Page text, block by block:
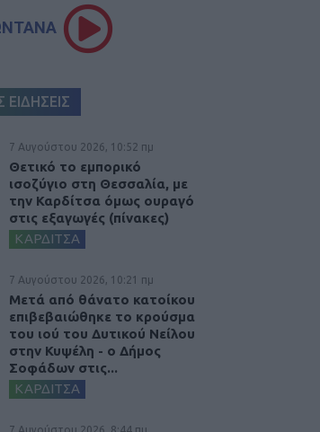
7 Αυγούστου 2026, 10:52 πμ
Θετικό το εμπορικό
ισοζύγιο στη Θεσσαλία, με
την Καρδίτσα όμως ουραγό
στις εξαγωγές (πίνακες)
ΚΑΡΔΙΤΣΑ
7 Αυγούστου 2026, 10:21 πμ
Μετά από θάνατο κατοίκου
επιβεβαιώθηκε το κρούσμα
του ιού του Δυτικού Νείλου
στην Κυψέλη - ο Δήμος
Σοφάδων στις...
ΚΑΡΔΙΤΣΑ